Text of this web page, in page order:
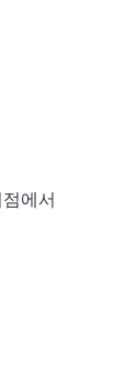
에서